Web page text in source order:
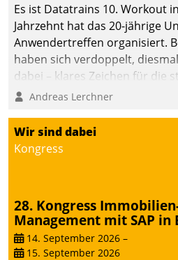
Es ist Datatrains 10. Workout
Jahrzehnt hat das 20-jährige
Anwendertreffen organisiert.
haben sich verdoppelt,
dabei – klares Zeichen für die
Fokussierung auf den Kunden.
Andreas Lerchner
Wir sind dabei
Kongress
28. Kongress
Management mit SAP in
14. September 2026 –
15. September 2026